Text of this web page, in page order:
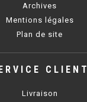
900 GAZ
700 ÉLECTRIQUE
900 ÉLECTRIQUE
Archives
Mentions légales
Plan de site
CLIENT
Livraison